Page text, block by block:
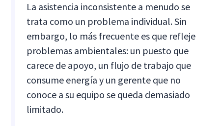
La asistencia inconsistente a menudo se
trata como un problema individual. Sin
embargo, lo más frecuente es que refleje
problemas ambientales: un puesto que
carece de apoyo, un flujo de trabajo que
consume energía y un gerente que no
conoce a su equipo se queda demasiado
limitado.